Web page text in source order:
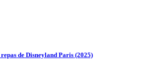
de Disneyland Paris (2025)